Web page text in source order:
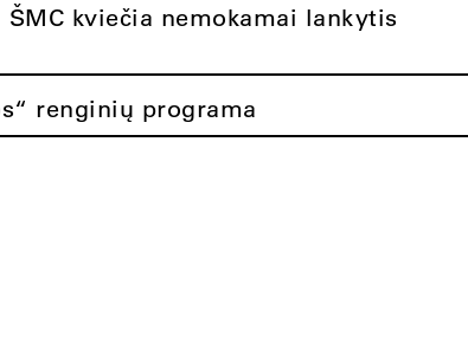
ŠMC kviečia nemokamai lankytis
renginių programa